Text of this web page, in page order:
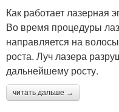
Как работает лазерная
Во время процедуры
направляется на
роста. Луч лазера
дальнейшему росту.
читать дальше →